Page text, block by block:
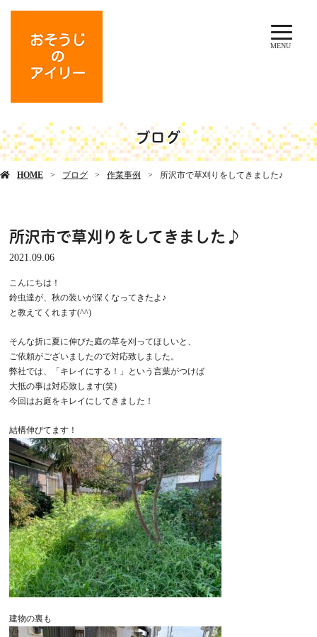
MENU
ブログ
HOME ブログ 作業事例 所沢市で草刈りをしてきました♪
所沢市で草刈りをしてきました♪
2021.09.06
こんにちは！
鈴虫達が、秋の装いが深くなってきたよ♪
と教えてくれます(^^)
そんな折に夏に伸びた庭の草を刈ってほしいと、
ご依頼がございましたので対応致しました。
弊社では、「キレイにする！」という言葉がつけば
大抵の事は対応致します(笑)
今回はお庭をキレイにしてきました！
結構伸びてます！
建物の裏も